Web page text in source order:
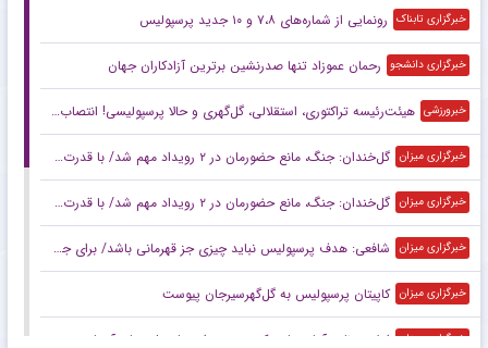
خبرگزاری تابناک رونمایی از شماره‌های ۷،۸ و ۱۰ جدید پرسپولیس
خبرگزاری دانشجو رحمان عموزاد تنها صدرنشین برترین آزادکاران جهان
خبرورزشی هیئت‌رئیسه تراکتوری، استقلالی، گل‌گهری و حالا پرسپولیسی! انتصاب‌های عجیب در باشگاه‌های خاص؛ فدراسیون حتما جوابگو باشد
خبرگزاری میزان گل‌خندان: جنگ، مانع حضورمان در ۲ رویداد مهم شد/ با قدرت برای بازی‌های آسیایی و سهمیه المپیک می‌جنگیم
خبرگزاری میزان گل‌خندان: جنگ، مانع حضورمان در ۲ رویداد مهم شد/ با قدرت برای بازی‌های آسیایی و سهمیه المپیک می‌جنگیم
خبرگزاری میزان شافعی: هدف پرسپولیس نباید چیزی جز قهرمانی باشد/ برای جام ملت‌ها باید از برخی چهره‌ها عبور کنیم
خبرگزاری میزان کاپیتان پرسپولیس به گل‌گهرسیرجان پیوست
خبرگزاری میزان اعلام برنامه آماده‌سازی کره‌جنوبی برای جام ملت‌های آسیا بدون سرمربی